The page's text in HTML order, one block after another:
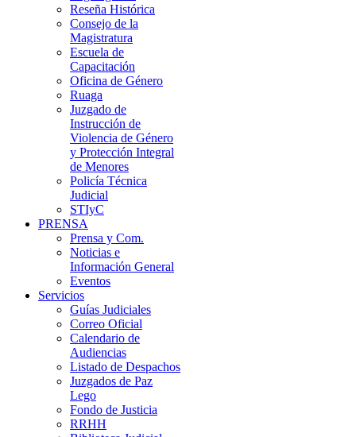
Reseña Histórica
Consejo de la
Magistratura
Escuela de
Capacitación
Oficina de Género
Ruaga
Juzgado de
Instrucción de
Violencia de Género
y Protección Integral
de Menores
Policía Técnica
Judicial
STIyC
PRENSA
Prensa y Com.
Noticias e
Información General
Eventos
Servicios
Guías Judiciales
Correo Oficial
Calendario de
Audiencias
Listado de Despachos
Juzgados de Paz
Lego
Fondo de Justicia
RRHH